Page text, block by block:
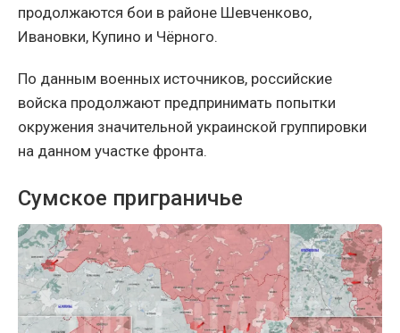
продолжаются бои в районе Шевченково,
Ивановки, Купино и Чёрного.
По данным военных источников, российские
войска продолжают предпринимать попытки
окружения значительной украинской группировки
на данном участке фронта.
Сумское приграничье